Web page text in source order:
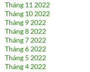
Tháng 11 2022
Tháng 10 2022
Tháng 9 2022
Tháng 8 2022
Tháng 7 2022
Tháng 6 2022
Tháng 5 2022
Tháng 4 2022